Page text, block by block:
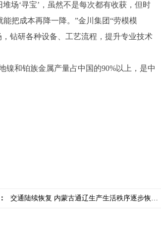
场‘寻宝’，虽然不是每次都有收获，但时
把成本再降一降。”金川集团“劳模模
钻研各种设备、工艺流程，提升专业技术
和铂族金属产量占中国的90%以上，是中
交通陆续恢复 内蒙古通辽生产生活秩序逐步恢复正常